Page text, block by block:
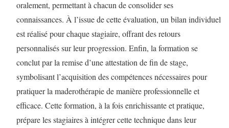
oralement, permettant à chacun de consolider ses
connaissances. À l’issue de cette évaluation, un bilan individuel
est réalisé pour chaque stagiaire, offrant des retours
personnalisés sur leur progression. Enfin, la formation se
conclut par la remise d’une attestation de fin de stage,
symbolisant l’acquisition des compétences nécessaires pour
pratiquer la maderothérapie de manière professionnelle et
efficace. Cette formation, à la fois enrichissante et pratique,
prépare les stagiaires à intégrer cette technique dans leur